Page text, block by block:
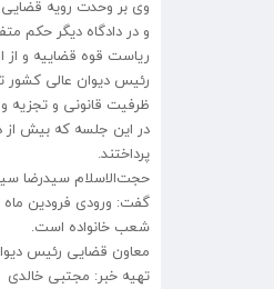
وی بر وحدت رویه
و در دادگاه دیگر حکم
ریاست قوه قضاییه و از
رئیس دیوان عالی کشور
ظرفیت قانونی و تجزیه
در این جلسه که بیش از
پرداختند.
حجت‌الاسلام سیدرضا
شعب خانواده است.
معاون قضایی رئیس دیوان عالی کشور ادامه
تهیه خبر: مجتبی خالدی